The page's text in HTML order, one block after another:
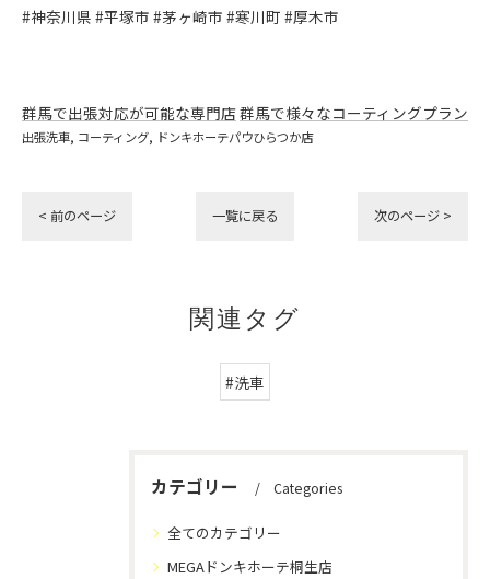
#神奈川県 #平塚市 #茅ヶ崎市 #寒川町 #厚木市
群馬で出張対応が可能な専門店群馬で様々なコーティングプラン
出張洗車 コーティング ドンキホーテパウひらつか店
< 前のページ 一覧に戻る 次のページ >
関連タグ
#洗車
カテゴリー Categories
全てのカテゴリー
MEGAドンキホーテ桐生店